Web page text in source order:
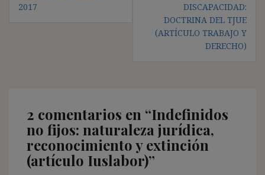
2017
DISCAPACIDAD:
DOCTRINA DEL TJUE
(ARTÍCULO TRABAJO Y
DERECHO)
2 comentarios en “Indefinidos
no fijos: naturaleza jurídica,
reconocimiento y extinción
(artículo Iuslabor)”